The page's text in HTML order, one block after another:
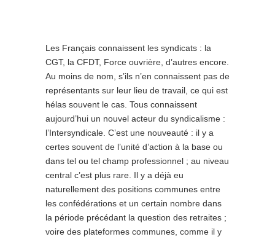
Les Français connaissent les syndicats : la
CGT, la CFDT, Force ouvrière, d’autres encore.
Au moins de nom, s’ils n’en connaissent pas de
représentants sur leur lieu de travail, ce qui est
hélas souvent le cas. Tous connaissent
aujourd’hui un nouvel acteur du syndicalisme :
l’Intersyndicale. C’est une nouveauté : il y a
certes souvent de l’unité d’action à la base ou
dans tel ou tel champ professionnel ; au niveau
central c’est plus rare. Il y a déjà eu
naturellement des positions communes entre
les confédérations et un certain nombre dans
la période précédant la question des retraites ;
voire des plateformes communes, comme il y